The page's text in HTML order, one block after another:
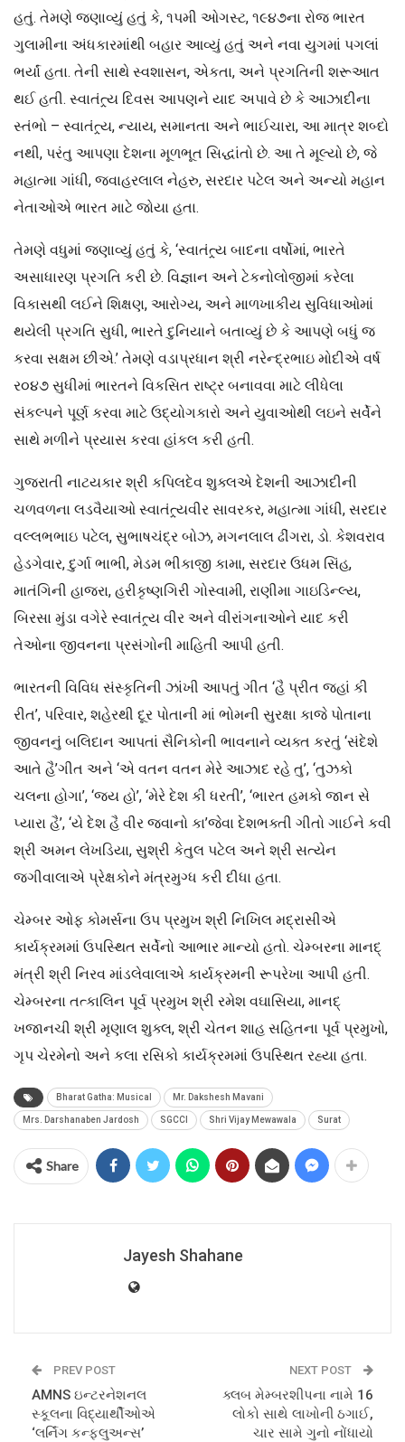
હતું. તેમણે જણાવ્યું હતું કે, ૧પમી ઓગસ્ટ, ૧૯૪૭ના રોજ ભારત
ગુલામીના અંધકારમાંથી બહાર આવ્યું હતું અને નવા યુગમાં પગલાં
ભર્યાં હતા. તેની સાથે સ્વશાસન, એકતા, અને પ્રગતિની શરૂઆત
થઈ હતી. સ્વાતંત્ર્ય દિવસ આપણને યાદ અપાવે છે કે આઝાદીના
સ્તંભો – સ્વાતંત્ર્ય, ન્યાય, સમાનતા અને ભાઈચારા, આ માત્ર શબ્દો
નથી, પરંતુ આપણા દેશના મૂળભૂત સિદ્ધાંતો છે. આ તે મૂલ્યો છે, જે
મહાત્મા ગાંધી, જવાહરલાલ નેહરુ, સરદાર પટેલ અને અન્યો મહાન
નેતાઓએ ભારત માટે જોયા હતા.
તેમણે વધુમાં જણાવ્યું હતું કે, ‘સ્વાતંત્ર્ય બાદના વર્ષોમાં, ભારતે
અસાધારણ પ્રગતિ કરી છે. વિજ્ઞાન અને ટેકનોલોજીમાં કરેલા
વિકાસથી લઈને શિક્ષણ, આરોગ્ય, અને માળખાકીય સુવિધાઓમાં
થયેલી પ્રગતિ સુધી, ભારતે દુનિયાને બતાવ્યું છે કે આપણે બધું જ
કરવા સક્ષમ છીએ.’ તેમણે વડાપ્રધાન શ્રી નરેન્દ્રભાઇ મોદીએ વર્ષ
ર૦૪૭ સુધીમાં ભારતને વિકસિત રાષ્ટ્ર બનાવવા માટે લીધેલા
સંકલ્પને પૂર્ણ કરવા માટે ઉદ્યોગકારો અને યુવાઓથી લઇને સર્વેને
સાથે મળીને પ્રયાસ કરવા હાંકલ કરી હતી.
ગુજરાતી નાટયકાર શ્રી કપિલદેવ શુક્લએ દેશની આઝાદીની
ચળવળના લડવૈયાઓ સ્વાતંત્ર્યવીર સાવરકર, મહાત્મા ગાંધી, સરદાર
વલ્લભભાઇ પટેલ, સુભાષચંદ્ર બોઝ, મગનલાલ ઢીંગરા, ડો. કેશવરાવ
હેડગેવાર, દુર્ગા ભાભી, મેડમ ભીકાજી કામા, સરદાર ઉધમ સિંહ,
માતંગિની હાજરા, હરીકૃષ્ણગિરી ગોસ્વામી, રાણીમા ગાઇડિન્લ્ય,
બિરસા મુંડા વગેરે સ્વાતંત્ર્ય વીર અને વીરાંગનાઓને યાદ કરી
તેઓના જીવનના પ્રસંગોની માહિતી આપી હતી.
ભારતની વિવિધ સંસ્કૃતિની ઝાંખી આપતું ગીત ‘હૈ પ્રીત જહાં કી
રીત’, પરિવાર, શહેરથી દૂર પોતાની માં ભોમની સુરક્ષા કાજે પોતાના
જીવનનું બલિદાન આપતાં સૈનિકોની ભાવનાને વ્યક્ત કરતું ‘સંદેશે
આતે હૈ’ગીત અને ‘એ વતન વતન મેરે આઝાદ રહે તુ’, ‘તુઝકો
ચલના હોગા’, ‘જય હો’, ‘મેરે દેશ કી ધરતી’, ‘ભારત હમકો જાન સે
પ્યારા હૈ’, ‘યે દેશ હૈ વીર જવાનો કા’જેવા દેશભક્તી ગીતો ગાઈને કવી
શ્રી અમન લેખડિયા, સુશ્રી કેતુલ પટેલ અને શ્રી સત્યેન
જગીવાલાએ પ્રેક્ષકોને મંત્રમુગ્ધ કરી દીધા હતા.
ચેમ્બર ઓફ કોમર્સના ઉપ પ્રમુખ શ્રી નિખિલ મદ્રાસીએ
કાર્યક્રમમાં ઉપસ્થિત સર્વેનો આભાર માન્યો હતો. ચેમ્બરના માનદ્‌
મંત્રી શ્રી નિરવ માંડલેવાલાએ કાર્યક્રમની રૂપરેખા આપી હતી.
ચેમ્બરના તત્કાલિન પૂર્વ પ્રમુખ શ્રી રમેશ વઘાસિયા, માનદ્‌
ખજાનચી શ્રી મૃણાલ શુક્લ, શ્રી ચેતન શાહ સહિતના પૂર્વ પ્રમુખો,
ગૃપ ચેરમેનો અને કલા રસિકો કાર્યક્રમમાં ઉપસ્થિત રહ્યા હતા.
Bharat Gatha: Musical Mr. Dakshesh Mavani
Mrs. Darshanaben Jardosh SGCCI Shri Vijay Mewawala Surat
Share
Jayesh Shahane
PREV POST
AMNS ઇન્ટરનેશનલ
સ્કૂલના વિદ્યાર્થીઓએ
‘લર્નિંગ કન્ફ્લુઅન્સ’
NEXT POST
ક્લબ મેમ્બરશીપના નામે 16
લોકો સાથે લાખોની ઠગાઈ,
ચાર સામે ગુનો નોંધાયો